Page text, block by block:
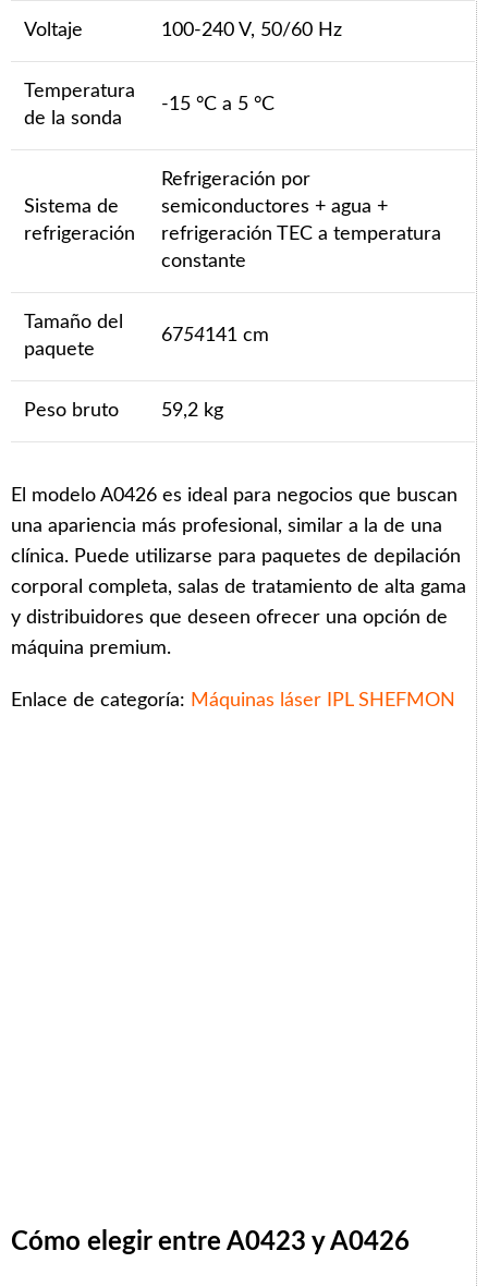
Voltaje 100-240 V, 50/60 Hz
Temperatura
de la sonda
-15 °C a 5 °C
Sistema de
refrigeración
Refrigeración por
semiconductores + agua +
refrigeración TEC a temperatura
constante
Tamaño del
paquete
6754141 cm
Peso bruto 59,2 kg
El modelo A0426 es ideal para negocios que buscan
una apariencia más profesional, similar a la de una
clínica. Puede utilizarse para paquetes de depilación
corporal completa, salas de tratamiento de alta gama
y distribuidores que deseen ofrecer una opción de
máquina premium.
Enlace de categoría: Máquinas láser IPL SHEFMON
Cómo elegir entre A0423 y A0426